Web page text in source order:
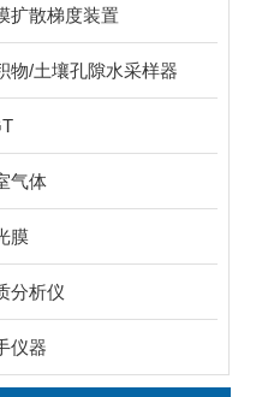
扩散梯度装置
物/土壤孔隙水采样器
气体
膜
分析仪
仪器